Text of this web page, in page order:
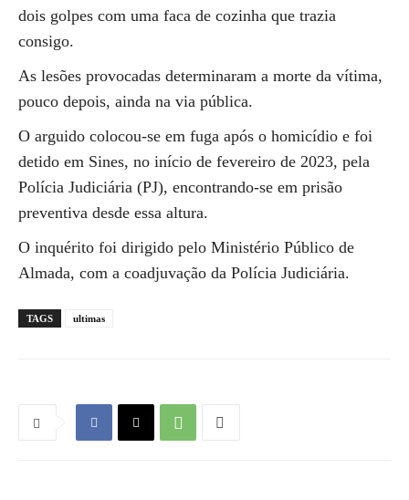
dois golpes com uma faca de cozinha que trazia
consigo.
As lesões provocadas determinaram a morte da vítima,
pouco depois, ainda na via pública.
O arguido colocou-se em fuga após o homicídio e foi
detido em Sines, no início de fevereiro de 2023, pela
Polícia Judiciária (PJ), encontrando-se em prisão
preventiva desde essa altura.
O inquérito foi dirigido pelo Ministério Público de
Almada, com a coadjuvação da Polícia Judiciária.
TAGS ultimas